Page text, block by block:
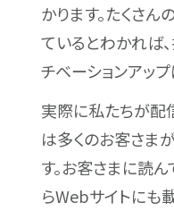
かります。たくさ
ているとわかれば
チベーションアッ
実際に私たちが配
は多くのお客さま
す。お客さまに読
らWebサイトにも